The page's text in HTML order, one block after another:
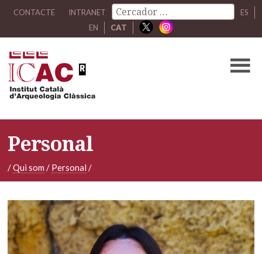
CONTACTE INTRANET
ES
EN
CAT
Personal
/Qui som / Personal /